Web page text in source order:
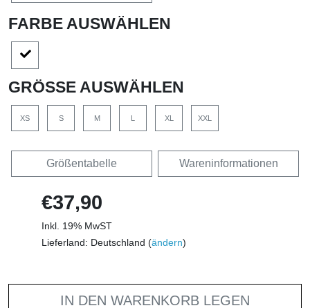
FARBE AUSWÄHLEN
GRÖSSE AUSWÄHLEN
XS S M XL XXL
Größentabelle Wareninformationen
€37,90
Inkl. 19% MwST
Lieferland: Deutschland (ändern)
IN DEN WARENKORB LEGEN